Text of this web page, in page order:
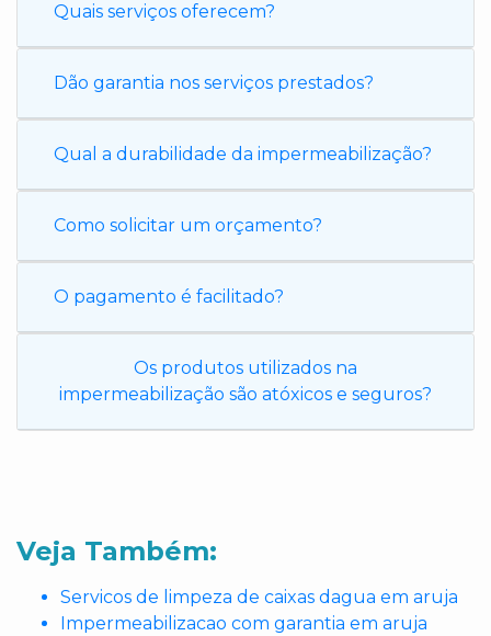
Quais serviços oferecem?
Dão garantia nos serviços prestados?
Qual a durabilidade da impermeabilização?
Como solicitar um orçamento?
O pagamento é facilitado?
Os produtos utilizados na
impermeabilização são atóxicos e seguros?
Veja Também:
Servicos de limpeza de caixas dagua em aruja
Impermeabilizacao com garantia em aruja